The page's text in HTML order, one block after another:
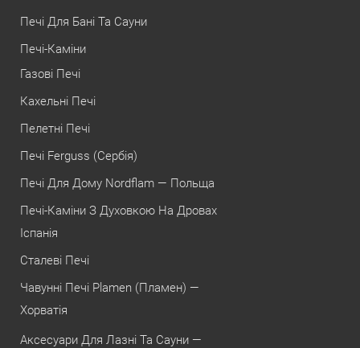
Печі Для Бані Та Сауни
Печі-Каміни
Газові Печі
Кахельні Печі
Пелетні Печі
Печі Ferguss (Сербія)
Печі Для Дому Nordflam — Польща
Печі-Каміни З Духовкою На Дровах
Іспанія
Сталеві Печі
Чавунні Печі Plamen (Пламен) —
Хорватія
Аксесуари Для Лазні Та Сауни —